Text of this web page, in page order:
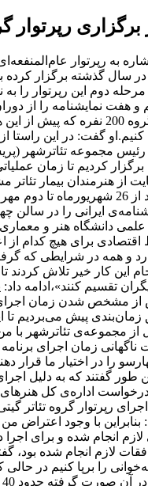
برگزاری رپرتوار
به رپرتوار
در سال گذشته برگزار کرده
دوم این رپرتوار را به
و هفت نمایشنامه را از
امروز با حضور یک گروه 200 نفره که
کنیم.او گفت: در این راستا
رئیس مجموعه تئاترشهر
کردیم تا زمان
از هنرمندان بیمار
طبق برنامه قرار شد از 26
ایرانی را در سالن
دانشگاه هنر و معماری
اقتصادی برای هیچ کدام
ندارد و همه در شرایطی که
این کار خیر تلاش کردند
تقسیم کنند»،‌ادامه داد:
از مشخص شدن زمان
زمان‌بندی پیش می‌بردیم تا
از مجموعه‌ی تئاترشهر با
ناگهانی زمان اجرای
را در اختیار ما قرار
طور گفتند که به دلیل
درخواست اداره‌ی کل هنرهای
رپرتوار گروه تئاتر
با وجود اعتراض من
انجام شده و برای اجرا
لازم انجام شده بود،
را برپا کنیم در حالی